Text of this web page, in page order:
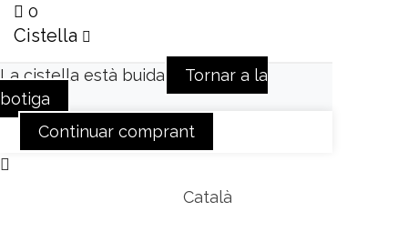
0
Cistella
La cistella està buida
Tornar a la
botiga
Continuar comprant
Català